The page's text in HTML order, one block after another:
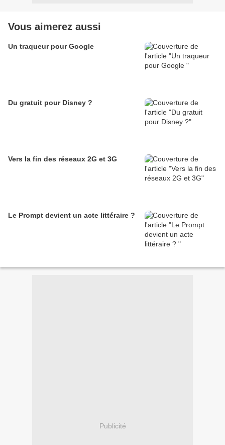
Vous aimerez aussi
Un traqueur pour Google
Du gratuit pour Disney ?
Vers la fin des réseaux 2G et 3G
Le Prompt devient un acte littéraire ?
Publicité